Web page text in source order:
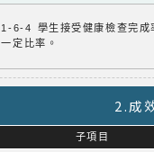
1-6-4 學生接受健康檢查完成
一定比率。
2.成
子項目